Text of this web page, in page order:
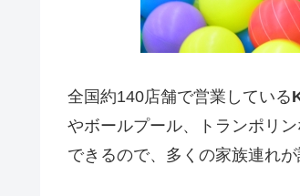
全国約140店舗で営業している
やボールプール、トランポリ
できるので、多くの家族連れ